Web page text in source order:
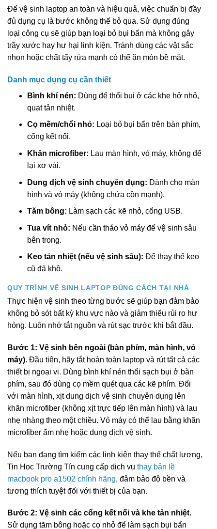
Để vệ sinh laptop an toàn và hiệu quả, việc chuẩn bị đầy
đủ dụng cụ là bước không thể bỏ qua. Sử dụng đúng
loại công cụ sẽ giúp bạn loại bỏ bụi bẩn mà không gây
trầy xước hay hư hại linh kiện. Tránh dùng các vật sắc
nhọn hoặc chất tẩy rửa mạnh có thể ăn mòn bề mặt.
Danh mục dụng cụ cần thiết
Bình khí nén: Dùng để thổi bụi ở các khe hở nhỏ,
quạt tản nhiệt.
Cọ mềm/chổi nhỏ: Loại bỏ bụi bẩn trên bàn phím,
cổng kết nối.
Khăn microfiber: Lau màn hình, vỏ máy, không để
lại xơ vải.
Dung dịch vệ sinh chuyên dụng: Dành cho màn
hình và vỏ máy (không chứa cồn mạnh).
Tăm bông: Làm sạch các kẽ nhỏ, cổng USB.
Tua vít nhỏ: Nếu cần tháo vỏ máy để vệ sinh sâu
bên trong.
Keo tản nhiệt (nếu vệ sinh sâu): Để thay thế keo
cũ đã khô.
QUY TRÌNH VỆ SINH LAPTOP ĐÚNG CÁCH TẠI NHÀ
Thực hiện vệ sinh theo từng bước sẽ giúp bạn đảm bảo
không bỏ sót bất kỳ khu vực nào và giảm thiểu rủi ro hư
hỏng. Luôn nhớ tắt nguồn và rút sạc trước khi bắt đầu.
Bước 1: Vệ sinh bên ngoài (bàn phím, màn hình, vỏ
máy). Đầu tiên, hãy tắt hoàn toàn laptop và rút tất cả các
thiết bị ngoại vi. Dùng bình khí nén thổi sạch bụi ở bàn
phím, sau đó dùng cọ mềm quét qua các kẽ phím. Đối
với màn hình, xịt dung dịch vệ sinh chuyên dụng lên
khăn microfiber (không xịt trực tiếp lên màn hình) và lau
nhẹ nhàng theo một chiều. Vỏ máy có thể lau bằng khăn
microfiber ẩm nhẹ hoặc dung dịch vệ sinh.
Nếu bạn đang tìm kiếm các linh kiện thay thế chất lượng,
Tin Học Trường Tín cung cấp dịch vụ thay bản lề
macbook pro a1502 chính hãng, đảm bảo độ bền và
tương thích tuyệt đối với thiết bị của bạn.
Bước 2: Vệ sinh các cổng kết nối và khe tản nhiệt.
Sử dụng tăm bông hoặc cọ nhỏ để làm sạch bụi bẩn